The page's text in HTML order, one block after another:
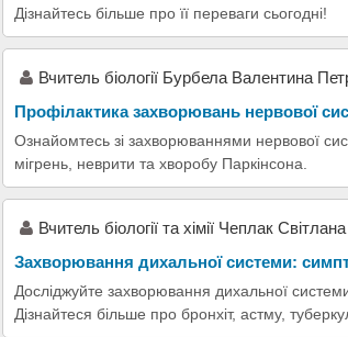
Дізнайтесь більше про її переваги сьогодні!
Вчитель біології Бурбела Валентина
Профілактика захворювань нервової
Ознайомтесь зі захворюваннями нервової
мігрень, неврити та хворобу Паркінсона.
Вчитель біології та хімії Чеплак
Захворювання дихальної системи:
Досліджуйте захворювання дихальної
Дізнайтеся більше про бронхіт, астму,